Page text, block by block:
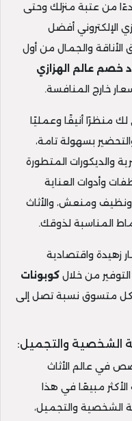
من عتبة منزلك وحتى
الإلكتروني أفضل
الأناقة والجمال من أول
خصم عالم الهزازي
خارج المنافسة.
منظرًا أنيقًا وعمليًا
بسهولة تامة،
والديكورات المتطورة
وأدوات العناية
ونظيف ومنعش، والأثاث
المناسبة لذوقك.
زهيدة واقتصادية
من خلال كوبونات
كل متسوق نسبة تصل إلى
الشخصية والتجميل:
في عالم الأثاث
مبيعًا في هذا
الشخصية والتجميل،